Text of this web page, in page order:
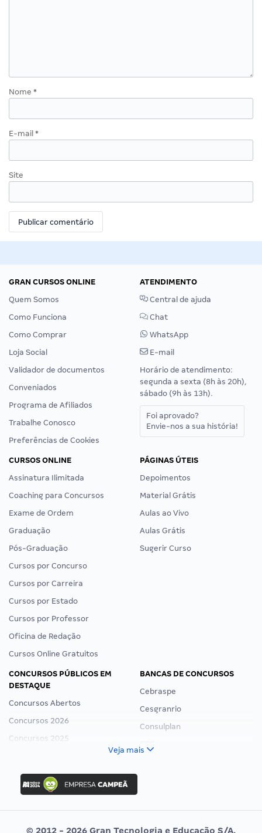
Nome *
E-mail *
Site
GRAN CURSOS ONLINE
Quem Somos
Como Funciona
Como Comprar
Loja Social
Validador de documentos
Conveniados
Programa de Afiliados
Trabalhe Conosco
Preferências de Cookies
ATENDIMENTO
Central de ajuda
Chat
WhatsApp
E-mail
Horário de atendimento:
segunda a sexta (8h às 20h),
sábado (9h às 13h).
Foi aprovado?
Envie-nos a sua história!
CURSOS ONLINE
Assinatura Ilimitada
Coaching para Concursos
Exame de Ordem
Graduação
Pós-Graduação
Cursos por Concurso
Cursos por Carreira
Cursos por Estado
Cursos por Professor
Oficina de Redação
Cursos Online Gratuitos
PÁGINAS ÚTEIS
Depoimentos
Material Grátis
Aulas ao Vivo
Aulas Grátis
Sugerir Curso
CONCURSOS PÚBLICOS EM
DESTAQUE
Concursos Abertos
Concursos 2026
Concursos 2025
Concurso Nacional Unificado
Concurso Ibama
Concurso MPU
Editais publicados
BANCAS DE CONCURSOS
Cebraspe
Cesgranrio
Consulplan
Veja mais
© 2012 - 2026 Gran Tecnologia e Educação S/A.